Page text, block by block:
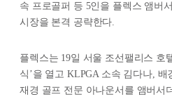
속 프로골퍼 등 5인을 플렉스 앰버
시장을 본격 공략한다.
플렉스는 19일 서울 조선팰리스 호
식’을 열고 KLPGA 소속 김다나,
재경 골프 전문 아나운서를 앰버서